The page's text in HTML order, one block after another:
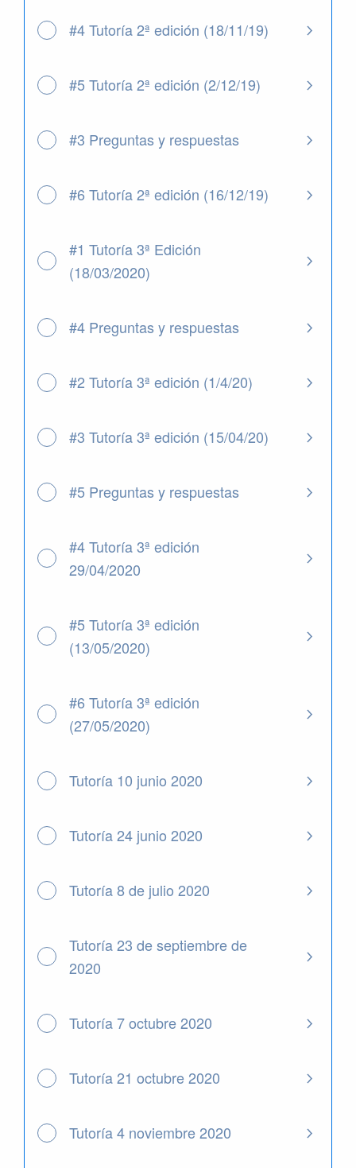
#4 Tutoría 2ª edición (18/11/19)
#5 Tutoría 2ª edición (2/12/19)
#3 Preguntas y respuestas
#6 Tutoría 2ª edición (16/12/19)
#1 Tutoría 3ª Edición
(18/03/2020)
#4 Preguntas y respuestas
#2 Tutoría 3ª edición (1/4/20)
#3 Tutoría 3ª edición (15/04/20)
#5 Preguntas y respuestas
#4 Tutoría 3ª edición
29/04/2020
#5 Tutoría 3ª edición
(13/05/2020)
#6 Tutoría 3ª edición
(27/05/2020)
Tutoría 10 junio 2020
Tutoría 24 junio 2020
Tutoría 8 de julio 2020
Tutoría 23 de septiembre de
2020
Tutoría 7 octubre 2020
Tutoría 21 octubre 2020
Tutoría 4 noviembre 2020